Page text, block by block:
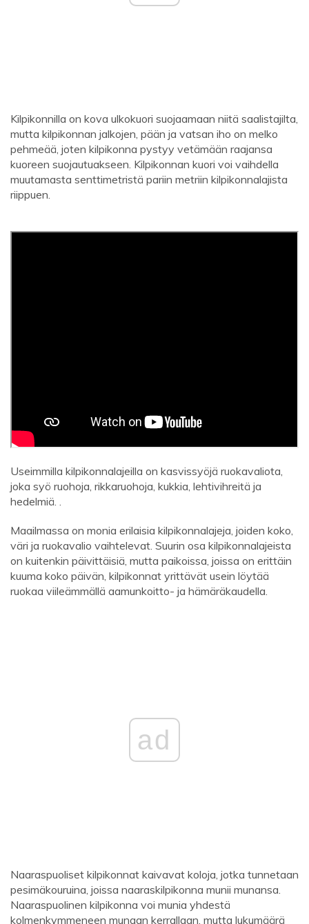
Kilpikonnilla on kova ulkokuori suojaamaan niitä saalistajilta,
mutta kilpikonnan jalkojen, pään ja vatsan iho on melko
pehmeää, joten kilpikonna pystyy vetämään raajansa
kuoreen suojautuakseen. Kilpikonnan kuori voi vaihdella
muutamasta senttimetristä pariin metriin kilpikonnalajista
riippuen.
Useimmilla kilpikonnalajeilla on kasvissyöjä ruokavaliota,
joka syö ruohoja, rikkaruohoja, kukkia, lehtivihreitä ja
hedelmiä. .
Maailmassa on monia erilaisia ​​kilpikonnalajeja, joiden koko,
väri ja ruokavalio vaihtelevat. Suurin osa kilpikonnalajeista
on kuitenkin päivittäisiä, mutta paikoissa, joissa on erittäin
kuuma koko päivän, kilpikonnat yrittävät usein löytää
ruokaa viileämmällä aamunkoitto- ja hämäräkaudella.
ad
Naaraspuoliset kilpikonnat kaivavat koloja, jotka tunnetaan
pesimäkouruina, joissa naaraskilpikonna munii munansa.
Naaraspuolinen kilpikonna voi munia yhdestä
kolmenkymmeneen munaan kerrallaan, mutta lukumäärä